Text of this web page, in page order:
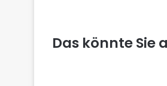
Das könnte Sie